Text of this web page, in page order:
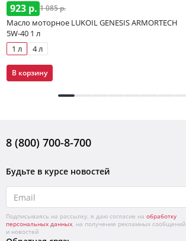
923 р. 1 085 р.
Масло моторное LUKOIL GENESIS ARMORTECH
5W-40 1 л
1 л
4 л
В корзину
8 (800) 700-8-700
Будьте в курсе новостей
Подписываясь на рассылку, я даю согласие на обработку
персональных данных, на получение рекламных сообщений
и новостей